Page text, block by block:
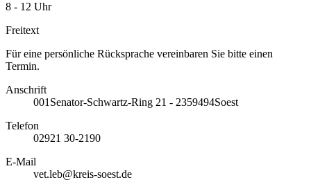
8 - 12 Uhr
Freitext
Für eine persönliche Rücksprache vereinbaren Sie bitte einen
Termin.
Anschrift
001Senator-Schwartz-Ring 21 - 2359494Soest
Telefon
02921 30-2190
E-Mail
vet.leb@kreis-soest.de